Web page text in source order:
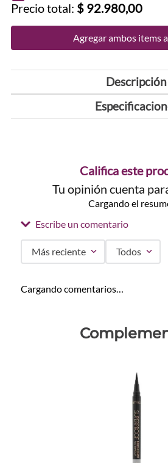
Precio total: $ 92.980,00
Agregar ambos items
Descripción
Califica este
Tu opinión cuenta
Cargando el
Escribe un comentario
Más reciente Todos
Cargando comentarios…